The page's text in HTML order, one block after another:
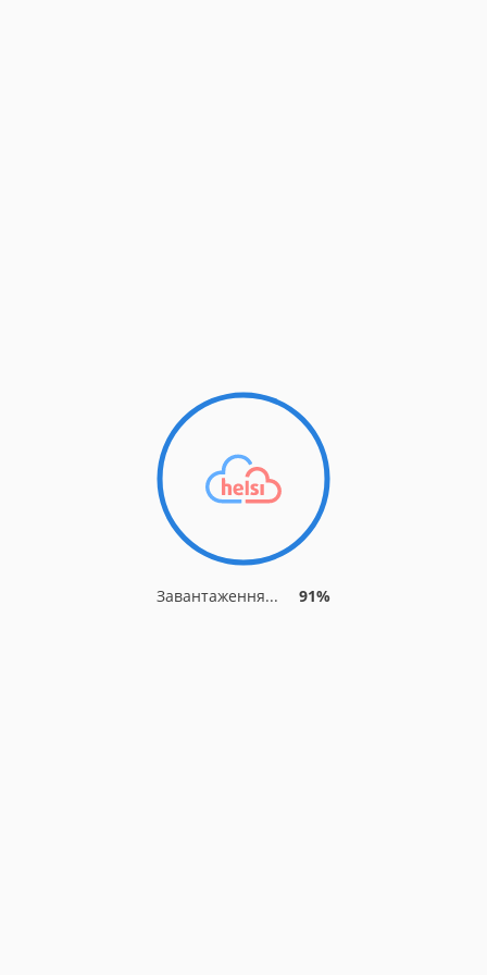
Завантаження... 91%